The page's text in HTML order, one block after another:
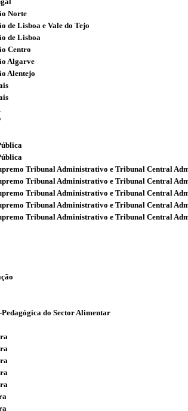
Norte
de Lisboa e Vale do Tejo
de Lisboa
Centro
Algarve
Alentejo
Tribunal Administrativo e Tribunal Central
Tribunal Administrativo e Tribunal Central
Tribunal Administrativo e Tribunal Central
Tribunal Administrativo e Tribunal Central
Tribunal Administrativo e Tribunal Central
do Sector Alimentar